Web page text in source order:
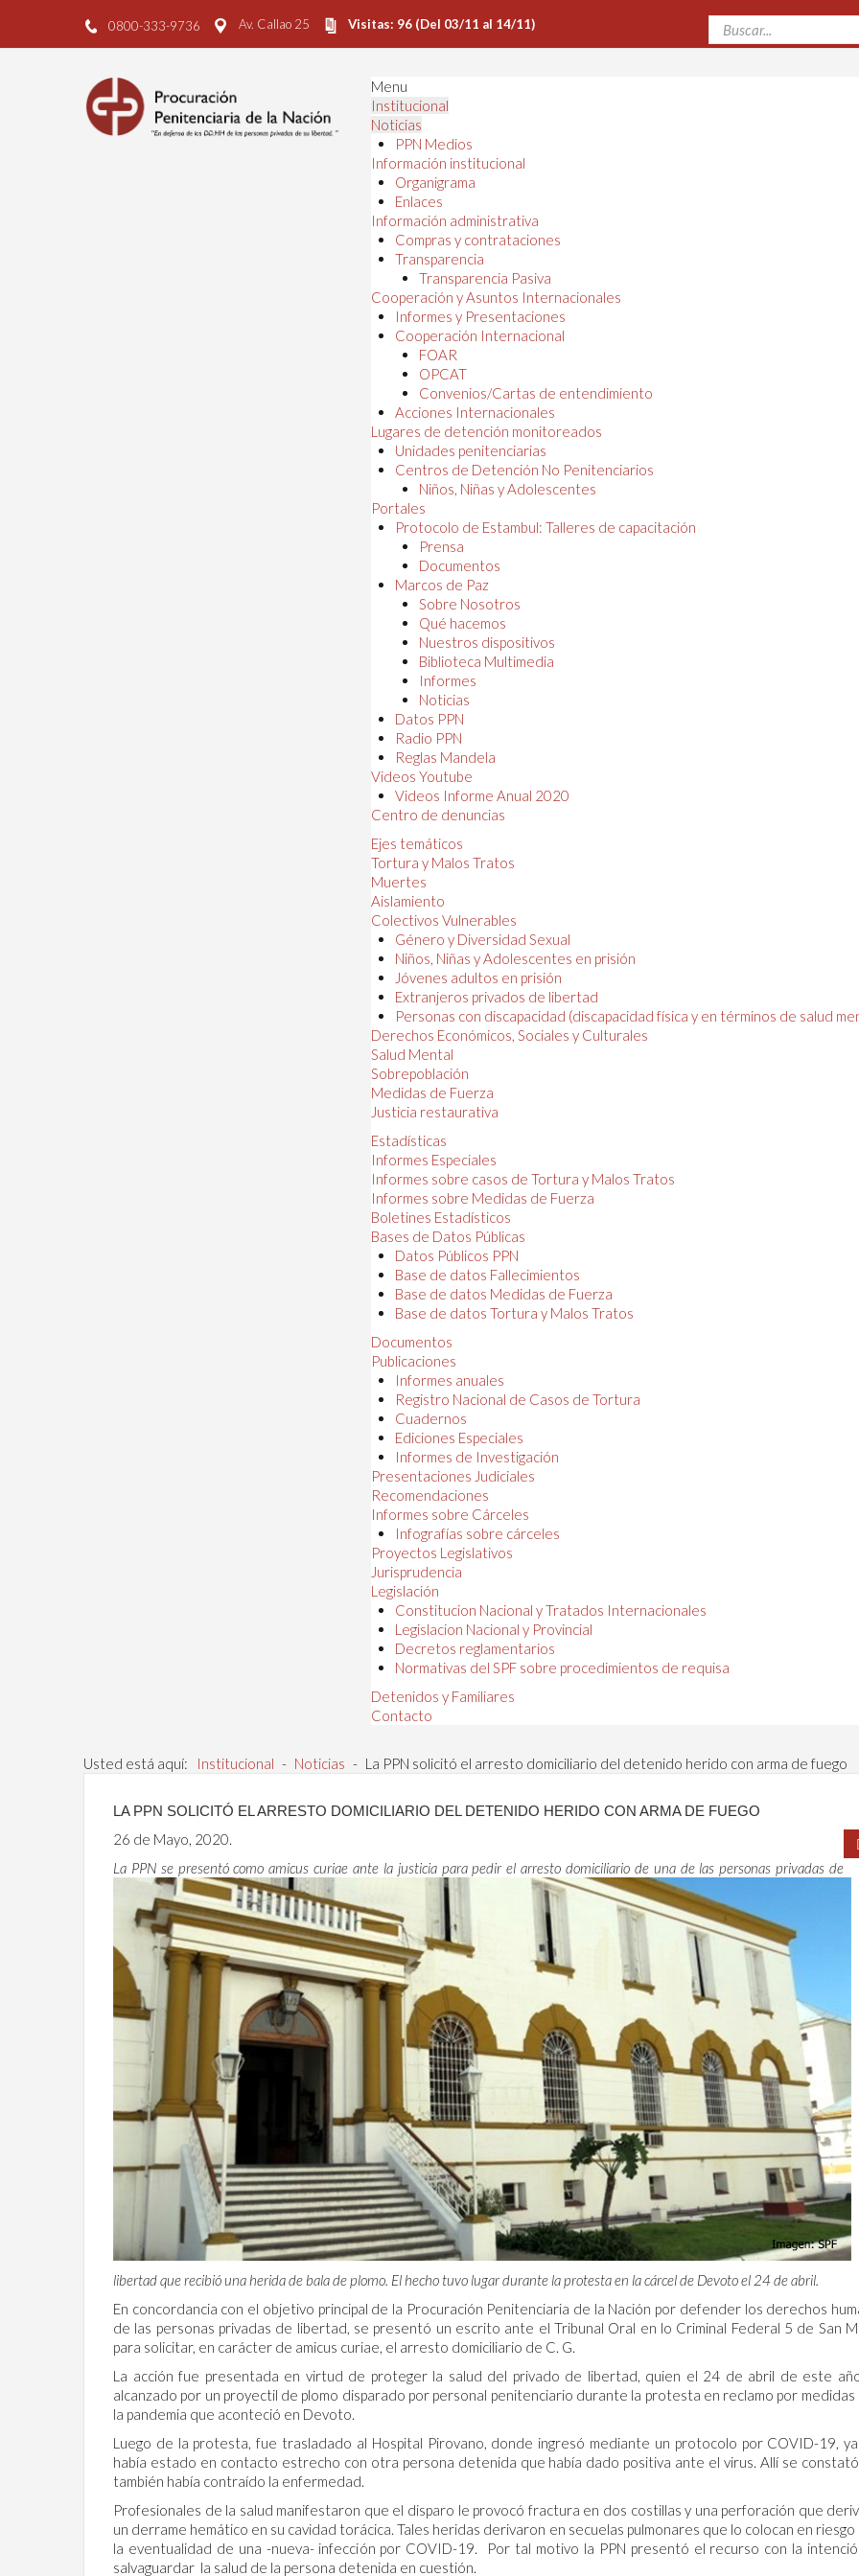
0800-333-9736 Av. Callao 25 Visitas: 96 (Del 03/11 al 14/11)
Menu
Institucional
Noticias
PPN Medios
Información institucional
Organigrama
Enlaces
Información administrativa
Compras y contrataciones
Transparencia
Transparencia Pasiva
Cooperación y Asuntos Internacionales
Informes y Presentaciones
Cooperación Internacional
FOAR
OPCAT
Convenios/Cartas de entendimiento
Acciones Internacionales
Lugares de detención monitoreados
Unidades penitenciarias
Centros de Detención No Penitenciarios
Niños, Niñas y Adolescentes
Portales
Protocolo de Estambul: Talleres de capacitación
Prensa
Documentos
Marcos de Paz
Sobre Nosotros
Qué hacemos
Nuestros dispositivos
Biblioteca Multimedia
Informes
Noticias
Datos PPN
Radio PPN
Reglas Mandela
Videos Youtube
Videos Informe Anual 2020
Centro de denuncias
Ejes temáticos
Tortura y Malos Tratos
Muertes
Aislamiento
Colectivos Vulnerables
Género y Diversidad Sexual
Niños, Niñas y Adolescentes en prisión
Jóvenes adultos en prisión
Extranjeros privados de libertad
Personas con discapacidad (discapacidad física y en términos de salud
Derechos Económicos, Sociales y Culturales
Salud Mental
Sobrepoblación
Medidas de Fuerza
Justicia restaurativa
Estadísticas
Informes Especiales
Informes sobre casos de Tortura y Malos Tratos
Informes sobre Medidas de Fuerza
Boletines Estadísticos
Bases de Datos Públicas
Datos Públicos PPN
Base de datos Fallecimientos
Base de datos Medidas de Fuerza
Base de datos Tortura y Malos Tratos
Documentos
Publicaciones
Informes anuales
Registro Nacional de Casos de Tortura
Cuadernos
Ediciones Especiales
Informes de Investigación
Presentaciones Judiciales
Recomendaciones
Informes sobre Cárceles
Infografías sobre cárceles
Proyectos Legislativos
Jurisprudencia
Legislación
Constitucion Nacional y Tratados Internacionales
Legislacion Nacional y Provincial
Decretos reglamentarios
Normativas del SPF sobre procedimientos de requisa
Detenidos y Familiares
Contacto
Usted está aquí: Institucional - Noticias - La PPN solicitó el arresto domiciliario del detenido herido con arma de fuego
LA PPN SOLICITÓ EL ARRESTO DOMICILIARIO DEL DETENIDO HERIDO CON ARMA DE FUEGO
26 de Mayo, 2020.
La PPN se presentó como amicus curiae ante la justicia para pedir el arresto domiciliario de una de las personas privadas de
libertad que recibió una herida de bala de plomo. El hecho tuvo lugar durante la protesta en la cárcel de Devoto el 24 de abril.
En concordancia con el objetivo principal de la Procuración Penitenciaria de la Nación por defender los derechos
de las personas privadas de libertad, se presentó un escrito ante el Tribunal Oral en lo Criminal Federal 5 de San
para solicitar, en carácter de amicus curiae, el arresto domiciliario de C. G.
La acción fue presentada en virtud de proteger la salud del privado de libertad, quien el 24 de abril de este
alcanzado por un proyectil de plomo disparado por personal penitenciario durante la protesta en reclamo por
la pandemia que aconteció en Devoto.
Luego de la protesta, fue trasladado al Hospital Pirovano, donde ingresó mediante un protocolo por COVID-19,
había estado en contacto estrecho con otra persona detenida que había dado positiva ante el virus. Allí se
también había contraído la enfermedad.
Profesionales de la salud manifestaron que el disparo le provocó fractura en dos costillas y una perforación que
un derrame hemático en su cavidad torácica. Tales heridas derivaron en secuelas pulmonares que lo colocan en
la eventualidad de una -nueva- infección por COVID-19. Por tal motivo la PPN presentó el recurso con la
salvaguardar la salud de la persona detenida en cuestión.